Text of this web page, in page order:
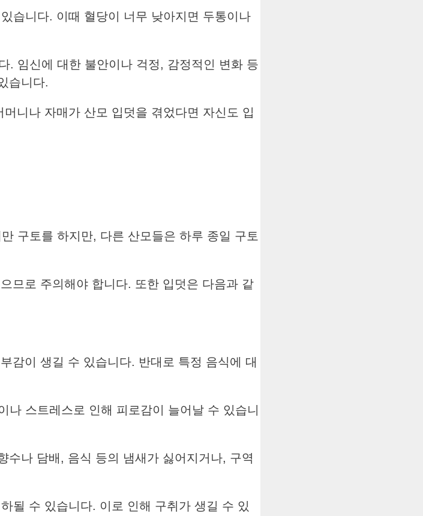
습니다. 이때 혈당이 너무 낮아지면 두통이나
. 임신에 대한 불안이나 걱정, 감정적인 변화 등
습니다.
니나 자매가 산모 입덧을 겪었다면 자신도 입
구토를 하지만, 다른 산모들은 하루 종일 구토
므로 주의해야 합니다. 또한 입덧은 다음과 같
감이 생길 수 있습니다. 반대로 특정 음식에 대
스트레스로 인해 피로감이 늘어날 수 있습니
수나 담배, 음식 등의 냄새가 싫어지거나, 구역
될 수 있습니다. 이로 인해 구취가 생길 수 있